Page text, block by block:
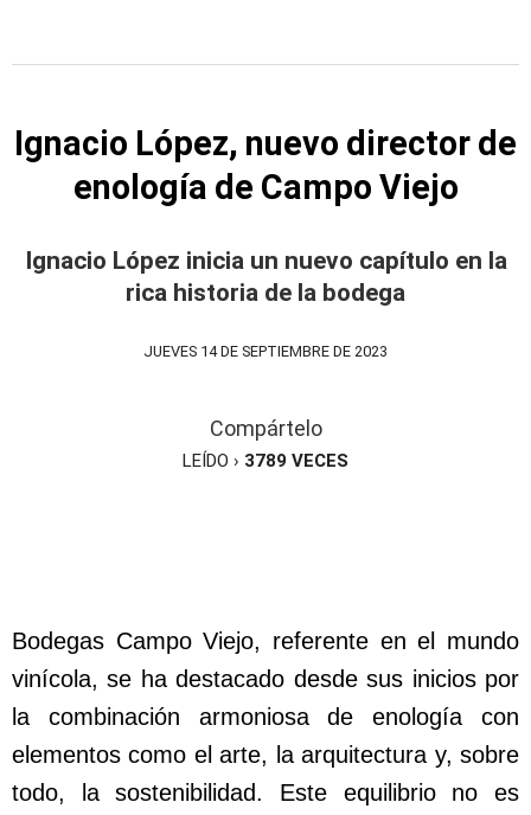
Ignacio López, nuevo director de
enología de Campo Viejo
Ignacio López inicia un nuevo capítulo en la
rica historia de la bodega
JUEVES 14 DE SEPTIEMBRE DE 2023
Compártelo
LEÍDO › 3789 VECES
Bodegas Campo Viejo, referente en el mundo
vinícola, se ha destacado desde sus inicios por
la combinación armoniosa de enología con
elementos como el arte, la arquitectura y, sobre
todo, la sostenibilidad. Este equilibrio no es